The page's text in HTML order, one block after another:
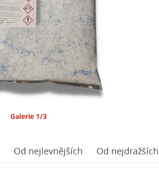
Galerie 1/3
Od nejlevnějších Od nejdražších